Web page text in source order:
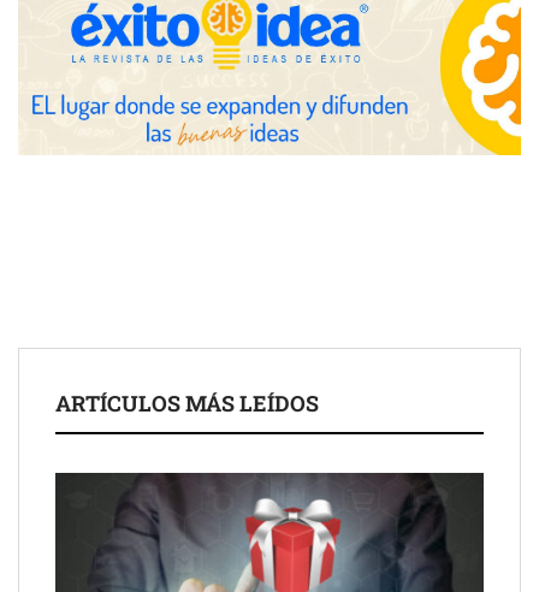
avanzadas para trading estratégico
COMPALISS de LYSOTRIC: cuando un solo producto multiplica
las posibilidades del salón profesional
ARTÍCULOS MÁS LEÍDOS